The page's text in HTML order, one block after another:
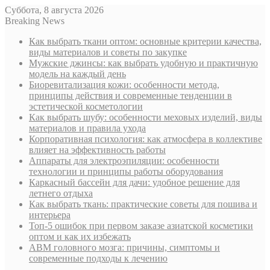
Суббота, 8 августа 2026
Breaking News
Как выбрать ткани оптом: основные критерии качества,
виды материалов и советы по закупке
Мужские джинсы: как выбрать удобную и практичную
модель на каждый день
Биоревитализация кожи: особенности метода,
принципы действия и современные тенденции в
эстетической косметологии
Как выбрать шубу: особенности меховых изделий, виды
материалов и правила ухода
Корпоративная психология: как атмосфера в коллективе
влияет на эффективность работы
Аппараты для электроэпиляции: особенности
технологии и принципы работы оборудования
Каркасный бассейн для дачи: удобное решение для
летнего отдыха
Как выбрать ткань: практические советы для пошива и
интерьера
Топ-5 ошибок при первом заказе азиатской косметики
оптом и как их избежать
АВМ головного мозга: причины, симптомы и
современные подходы к лечению